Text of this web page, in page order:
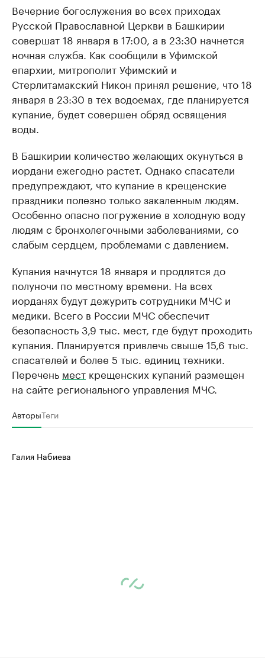
Вечерние богослужения во всех приходах
Русской Православной Церкви в Башкирии
совершат 18 января в 17:00, а в 23:30 начнется
ночная служба. Как сообщили в Уфимской
епархии, митрополит Уфимский и
Стерлитамакский Никон принял решение, что 18
января в 23:30 в тех водоемах, где планируется
купание, будет совершен обряд освящения
воды.
В Башкирии количество желающих окунуться в
иордани ежегодно растет. Однако спасатели
предупреждают, что купание в крещенские
праздники полезно только закаленным людям.
Особенно опасно погружение в холодную воду
людям с бронхолегочными заболеваниями, со
слабым сердцем, проблемами с давлением.
Купания начнутся 18 января и продлятся до
полуночи по местному времени. На всех
иорданях будут дежурить сотрудники МЧС и
медики. Всего в России МЧС обеспечит
безопасность 3,9 тыс. мест, где будут проходить
купания. Планируется привлечь свыше 15,6 тыс.
спасателей и более 5 тыс. единиц техники.
Перечень мест крещенских купаний размещен
на сайте регионального управления МЧС.
АвторыТеги
Галия Набиева